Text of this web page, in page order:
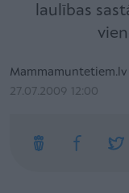
laulības
Mammamuntetiem.lv
27.07.2009 12:00